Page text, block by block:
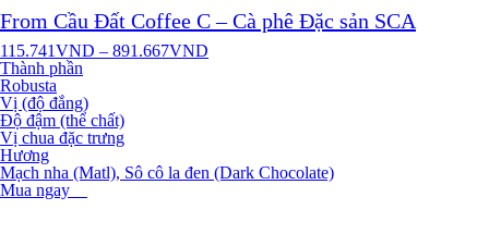
From Cầu Đất Coffee C – Cà phê Đặc sản SCA
115.741VND – 891.667VND
Thành phần
Robusta
Vị (độ đắng)
Độ đậm (thể chất)
Vị chua đặc trưng
Hương
Mạch nha (Matl), Sô cô la đen (Dark Chocolate)
Mua ngay